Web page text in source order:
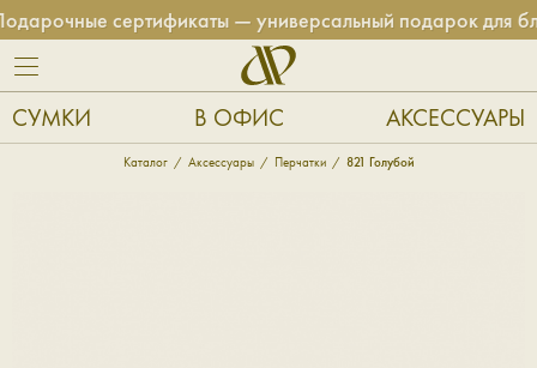
сертификаты — универсальный подарок для
СУМКИ В ОФИС АКСЕССУАРЫ
Каталог Аксессуары Перчатки 821 Голубой